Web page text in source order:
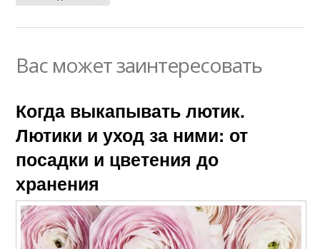
Вас может заинтересовать
Когда выкапывать лютик.
Лютики и уход за ними: от
посадки и цветения до
хранения